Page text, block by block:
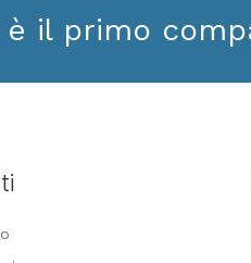
il primo